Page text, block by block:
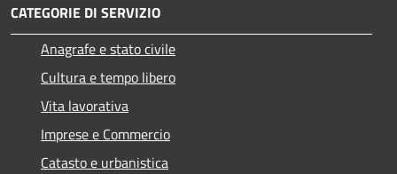
CATEGORIE DI SERVIZIO
Anagrafe e stato civile
Cultura e tempo libero
Vita lavorativa
Imprese e Commercio
Catasto e urbanistica